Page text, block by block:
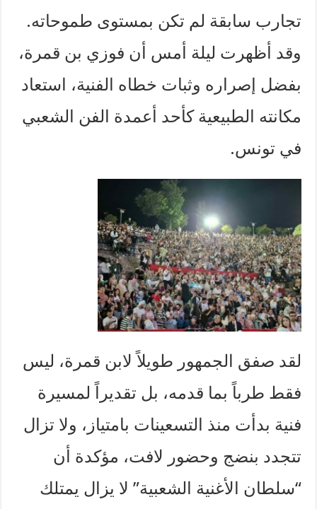
تجارب سابقة لم تكن بمستوى طموحاته.
وقد أظهرت ليلة أمس أن فوزي بن قمرة،
بفضل إصراره وثبات خطاه الفنية، استعاد
مكانته الطبيعية كأحد أعمدة الفن الشعبي
في تونس.
لقد صفق الجمهور طويلاً لابن قمرة، ليس
فقط طرباً بما قدمه، بل تقديراً لمسيرة
فنية بدأت منذ التسعينات بامتياز، ولا تزال
تتجدد بنضج وحضور لافت، مؤكدة أن
“سلطان الأغنية الشعبية” لا يزال يمتلك